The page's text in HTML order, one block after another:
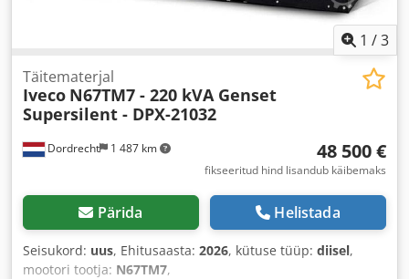
1 /3
Dordrecht 1 487 km
Täitematerjal
Iveco N67TM7 - 220 kVA Genset
Supersilent - DPX-21032
48 500 €
fikseeritud hind lisandub käibemaks
Pärida Helistada
Seisukord: uus, Ehitusaasta: 2026, kütuse tüüp: diisel,
mootori tootja: N67TM7,